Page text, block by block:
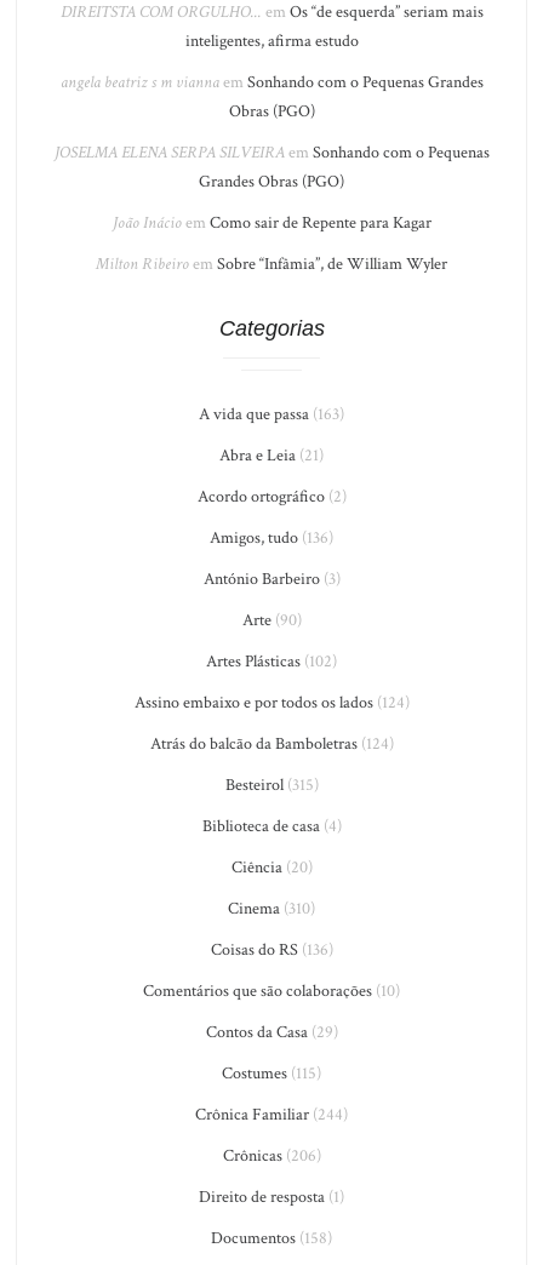
DIREITSTA COM ORGULHO... em Os “de esquerda” seriam mais
inteligentes, afirma estudo
angela beatriz s m viannaem Sonhando com o Pequenas Grandes
Obras (PGO)
JOSELMA ELENA SERPA SILVEIRAem Sonhando com o Pequenas
Grandes Obras (PGO)
João Inácioem Como sair de Repente para Kagar
Milton Ribeiroem Sobre “Infâmia”, de William Wyler
Categorias
A vida que passa (163)
Abra e Leia (21)
Acordo ortográfico(2)
Amigos, tudo (136)
António Barbeiro(3)
Arte(90)
Artes Plásticas (102)
Assino embaixo e por todos os lados(124)
Atrás do balcão da Bamboletras(124)
Besteirol(315)
Biblioteca de casa(4)
Ciência(20)
Cinema (310)
Coisas do RS(136)
Comentários que são colaborações (10)
Contos da Casa(29)
Costumes (115)
Crônica Familiar (244)
Crônicas(206)
Direito de resposta (1)
Documentos (158)